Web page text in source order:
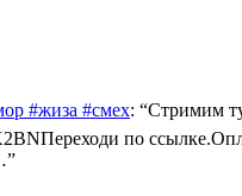
#жиза #смех: “Стримим
по
”